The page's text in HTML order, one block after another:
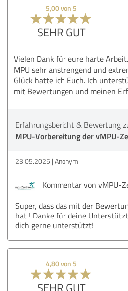
5,00 von 5
SEHR GUT
Vielen Dank für eure harte
MPU sehr anstrengend und
Glück hatte ich Euch. Ich
mit Bewertungen und meinen
Erfahrungsbericht & Bewertung
MPU-Vorbereitung der vMPU-
23.05.2025 Anonym
Kommentar von vMPU-
Super, dass das mit der
hat ! Danke für deine
dich gerne unterstützt!
4,80 von 5
SEHR GUT